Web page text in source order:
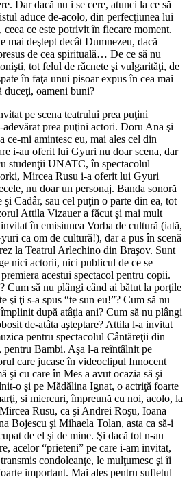
Dar dacă nu i se cere, atunci la ce să
aduce de-acolo, din perfecţiunea lui
ce este potrivit în fiecare moment.
mai deştept decât Dumnezeu, dacă
de cea spirituală… De ce să nu
tot felul de răcnete şi vulgarităţi, de
în faţa unui pisoar expus în cea mai
duceţi, oameni buni?
pe scena teatrului prea puţini
prea puţini actori. Doru Ana şi
ce-mi amintesc eu, mai ales cel din
i-au oferit lui Gyuri nu doar scena, dar
studenţii UNATC, în spectacolul
Mircea Rusu i-a oferit lui Gyuri
nu doar un personaj. Banda sonoră
Cadâr, sau cel puţin o parte din ea, tot
Attila Vizauer a făcut şi mai mult
în emisiunea Vorba de cultură (iată,
ca om de cultură!), dar a pus în scenă
la Teatrul Arlechino din Braşov. Sunt
nici actorii, nici publicul de ce se
acestui spectacol pentru copii.
Cum să nu plângi când ai bătut la porţile
şi ţi s-a spus “te sun eu!”? Cum să nu
după atâţia ani? Cum să nu plângi
de-atâta aşteptare? Attila l-a invitat
pentru spectacolul Cântăreţii din
pentru Bambi. Aşa l-a reîntâlnit pe
care jucase în videoclipul Innocent
şi cu care în Mes a avut ocazia să şi
o şi pe Mădălina Ignat, o actriţă foarte
si miercuri, împreună cu noi, acolo, la
Rusu, ca şi Andrei Roşu, Ioana
Bojescu şi Mihaela Tolan, asta ca să-i
de el şi de mine. Şi dacă tot n-au
acelor “prieteni” pe care i-am invitat,
condoleanţe, le mulţumesc şi îi
important. Mai ales pentru sufletul